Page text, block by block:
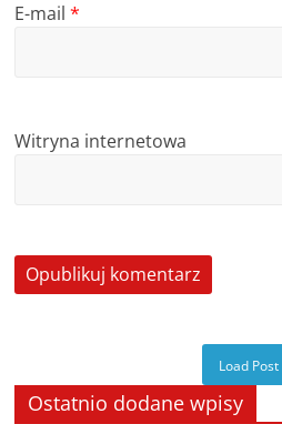
E-mail*
Witryna internetowa
Load Post
Ostatnio dodane wpisy